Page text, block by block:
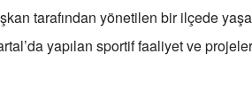
tarafından yönetilen bir ilçede
yapılan sportif faaliyet ve